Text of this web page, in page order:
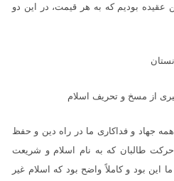
عقیده بودیم که به هر قیمت، در این دو
از مسخ و تحریف اسلام
همه جهاد و فداکاری ما در راه دین و حفظ
طالبان که به نام اسلام و شریعت
این بود و کاملاً واضح بود که اسلام غیر